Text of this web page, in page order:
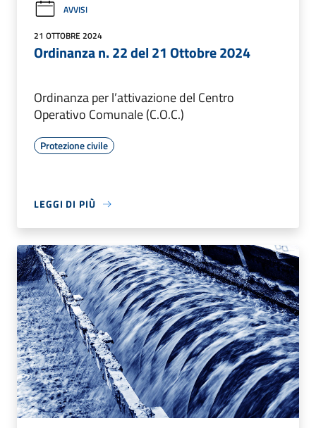
AVVISI
21 OTTOBRE 2024
Ordinanza n. 22 del 21 Ottobre 2024
Ordinanza per l’attivazione del Centro
Operativo Comunale (C.O.C.)
Protezione civile
LEGGI DI PIÙ